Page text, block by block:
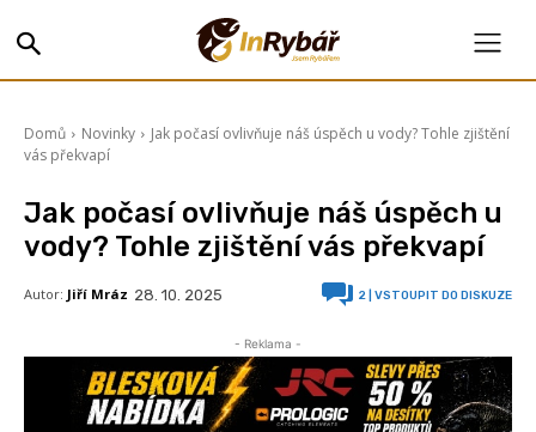
Domů Novinky
Jak počasí ovlivňuje náš úspěch u vody? Tohle zjištění
vás překvapí
Jak počasí ovlivňuje náš úspěch u
vody? Tohle zjištění vás překvapí
Autor: Jiří Mráz 28. 10. 2025 2 | VSTOUPIT DO DISKUZE
- Reklama -